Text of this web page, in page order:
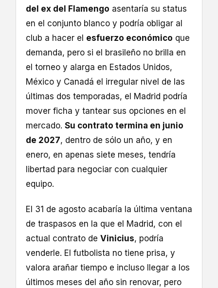
del ex del Flamengo asentaría su status
en el conjunto blanco y podría obligar al
club a hacer el esfuerzo económico que
demanda, pero si el brasileño no brilla en
el torneo y alarga en Estados Unidos,
México y Canadá el irregular nivel de las
últimas dos temporadas, el Madrid podría
mover ficha y tantear sus opciones en el
mercado. Su contrato termina en junio
de 2027, dentro de sólo un año, y en
enero, en apenas siete meses, tendría
libertad para negociar con cualquier
equipo.
El 31 de agosto acabaría la última ventana
de traspasos en la que el Madrid, con el
actual contrato de Vinicius, podría
venderle. El futbolista no tiene prisa, y
valora arañar tiempo e incluso llegar a los
últimos meses del año sin renovar, pero